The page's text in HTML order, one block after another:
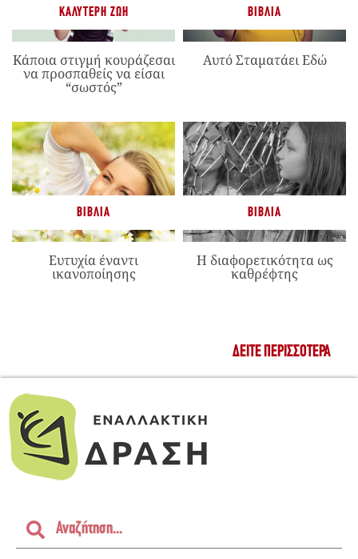
ΚΑΛΎΤΕΡΗ ΖΩΉ
Κάποια στιγμή κουράζεσαι
να προσπαθείς να είσαι
“σωστός”
ΒΙΒΛΊΑ
Αυτό Σταματάει Εδώ
ΒΙΒΛΊΑ
Ευτυχία έναντι
ικανοποίησης
ΒΙΒΛΊΑ
Η διαφορετικότητα ως
καθρέφτης
ΔΕΊΤΕ ΠΕΡΙΣΣΌΤΕΡΑ